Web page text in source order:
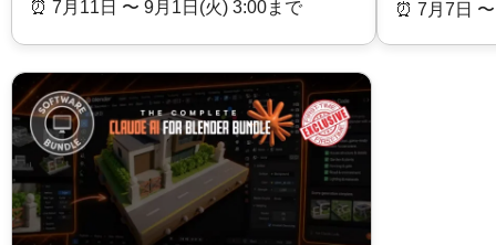
⏰️ 7月11日 〜 9月1日(火) 3:00まで
⏰️ 7月7日